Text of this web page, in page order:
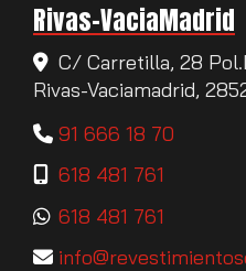
Rivas-VaciaMadrid
C/ Carretilla, 28
Rivas-Vaciamadrid,
91 666 18 70
618 481 761
618 481 761
info